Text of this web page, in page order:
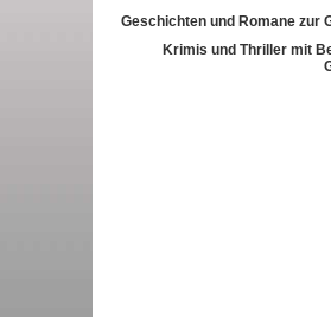
Geschichten und Romane zur
Krimis und Thriller mit